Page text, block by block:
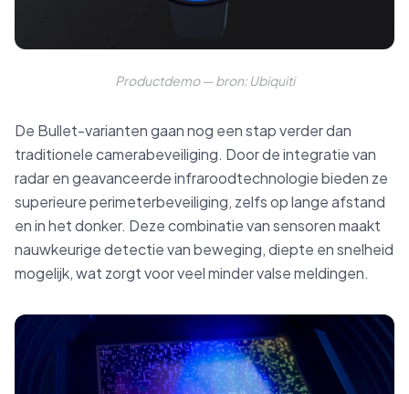
Productdemo — bron: Ubiquiti
De Bullet-varianten gaan nog een stap verder dan
traditionele camerabeveiliging. Door de integratie van
radar en geavanceerde infraroodtechnologie bieden ze
superieure perimeterbeveiliging, zelfs op lange afstand
en in het donker. Deze combinatie van sensoren maakt
nauwkeurige detectie van beweging, diepte en snelheid
mogelijk, wat zorgt voor veel minder valse meldingen.